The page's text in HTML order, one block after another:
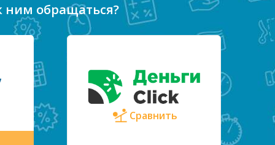
ним обращаться?
Сравнить